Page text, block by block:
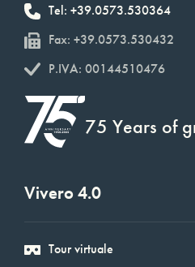
Tel: +39.0573.530364
Fax: +39.0573.530432
P.IVA: 00144510476
75 Years of
Vivero 4.0
Tour virtuale